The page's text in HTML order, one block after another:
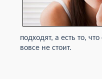
подходят, а есть то,
вовсе не стоит.